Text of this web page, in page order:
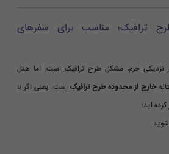
ترافیک؛ مناسب برای سفرهای
حرم، مشکل طرح ترافیک است. اما هتل
خارج از محدوده طرح ترافیک است. یعنی اگر با
اید: